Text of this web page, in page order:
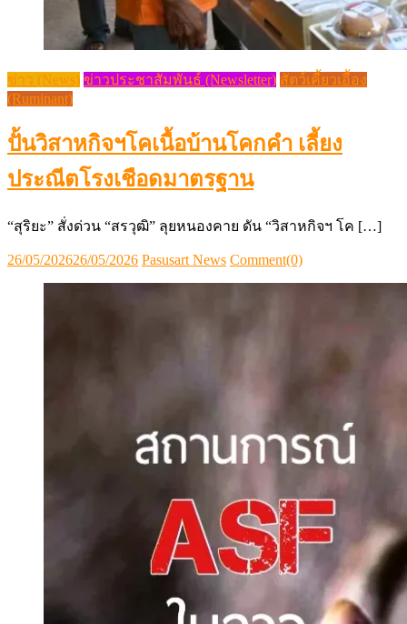
ข่าว (News) ข่าวประชาสัมพันธ์ (Newsletter) สัตว์เคี้ยวเอื้อง
(Ruminant)
ปั้นวิสาหกิจฯโคเนื้อบ้านโคกคำ เลี้ยง
ประณีตโรงเชือดมาตรฐาน
“สุริยะ” สั่งด่วน “สรวุฒิ” ลุยหนองคาย ดัน “วิสาหกิจฯ โค […]
Posted
26/05/202626/05/2026 Author
Pasusart News Comment(0)